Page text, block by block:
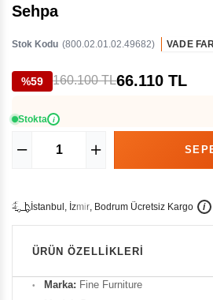
Sehpa
Stok Kodu (800.02.01.02.49682) VADE
%59 160.100 TL66.110 TL
Stokta i
İstanbu , İzmir, Bodrum Ücretsiz Kargo i
ÜRÜN ÖZELLIKLERI
Marka: Fine Furniture